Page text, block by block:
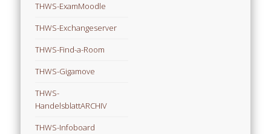
THWS-ExamMoodle
THWS-Exchangeserver
THWS-Find-a-Room
THWS-Gigamove
THWS-
HandelsblattARCHIV
THWS-Infoboard